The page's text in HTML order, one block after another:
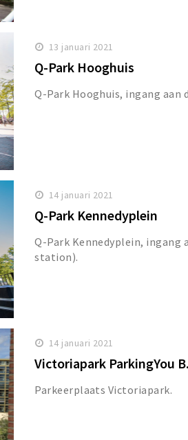
13 januari 2021
Q-Park Hooghuis
Q-Park Hooghuis, ingang aan
14 januari 2021
Q-Park Kennedyplein
Q-Park Kennedyplein, ingang
station).
14 januari 2021
Victoriapark ParkingYou
Parkeerplaats Victoriapark.